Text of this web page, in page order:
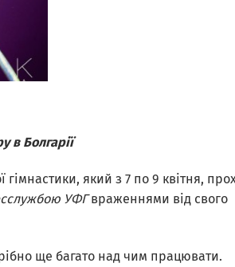
в Болгарії
який з 7 по 9 квітня,
УФГвраженнями від свого
ще багато над чим працювати.